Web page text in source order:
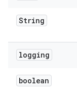
String
logging
boolean